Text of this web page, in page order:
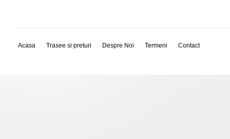
Acasa Trasee si preturi Despre Noi Termeni Contact